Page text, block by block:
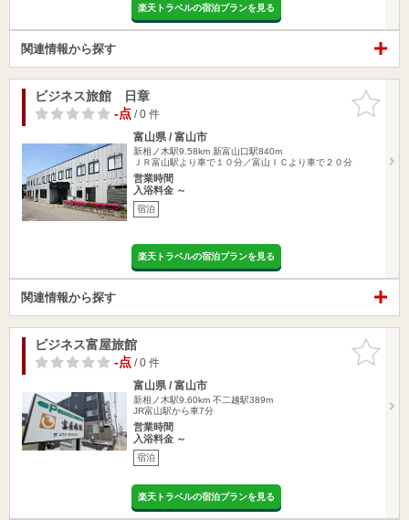
楽天トラベルの宿泊プランを見る
関連情報から探す
お気に入
りに追加
ビジネス旅館 日章
-点/ 0 件
富山県 / 富山市
新相ノ木駅9.58km 新富山口駅840m
ＪＲ富山駅より車で１０分／富山ＩＣより車で２０分
営業時間
入浴料金 ～
宿泊
楽天トラベルの宿泊プランを見る
関連情報から探す
お気に入
りに追加
ビジネス富屋旅館
-点/ 0 件
富山県 / 富山市
新相ノ木駅9.60km 不二越駅389m
JR富山駅から車7分
営業時間
入浴料金 ～
宿泊
楽天トラベルの宿泊プランを見る